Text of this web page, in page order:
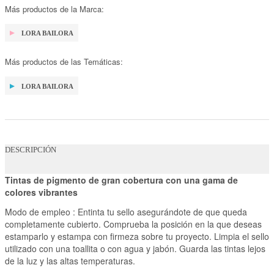
Más productos de la Marca:
LORA BAILORA
Más productos de las Temáticas:
LORA BAILORA
DESCRIPCIÓN
Tintas de pigmento de gran cobertura con una gama de
colores vibrantes
Modo de empleo : Entinta tu sello asegurándote de que queda
completamente cubierto. Comprueba la posición en la que deseas
estamparlo y estampa con firmeza sobre tu proyecto. Limpia el sello
utilizado con una toallita o con agua y jabón. Guarda las tintas lejos
de la luz y las altas temperaturas.